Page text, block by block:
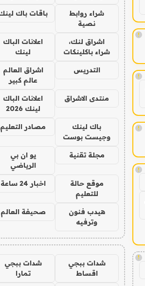
!
!
!
!
!
شراء روابط
نصية
باقات باك
اشراق لنك،
شراء باكلينكات
اعلانات الباك
لينك
التدريس
اشراق العالم
عالم كبير
منتدى الاشراق
اعلانات الباك
لينك 2026
باك لينك
وجيست بوست
مصادر التعليم
مجلة تقنية
يو ان بي
الرياضي
موقع حالة
للتعليم
اخبار 24 ساعة
هيدب فنون
وترفيه
صحيفة العالم
شدات ببجي
اقساط
شدات ببجي
تمارا